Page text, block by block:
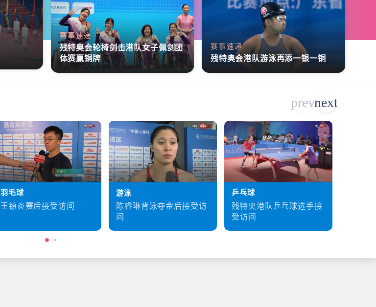
赛事速递
残特奥会轮椅剑击港队女子佩剑团
体赛赢铜牌
赛事速递
残特奥会港队游泳再添一银一铜
羽毛球
王镇炎赛后接受访问
游泳
陈睿琳背泳夺金后接受访
问
乒乓球
残特奥港队乒乓球选手接
受访问